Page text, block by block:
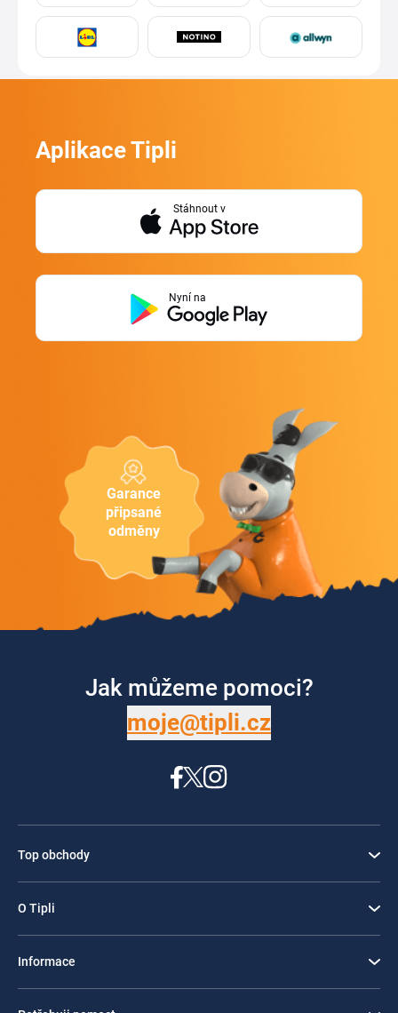
Garance
připsané
odměny
Aplikace Tipli
Stáhnout v
Nyní na
Jak můžeme pomoci?
moje@tipli.cz
Top obchody
O Tipli
Informace